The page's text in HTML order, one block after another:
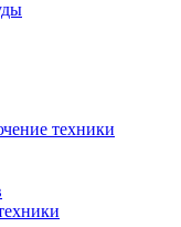
техники